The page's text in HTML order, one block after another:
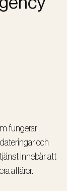
fungerar
och
innebär att
affärer.